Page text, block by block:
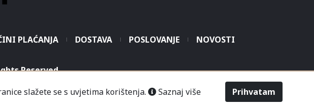
slažete se s uvjetima korištenja. Saznaj više Prihvatam
PLAĆANJA DOSTAVA POSLOVANJE NOVOSTI
Reserved
centra „Mališić“ Čitluk-Međugorje.